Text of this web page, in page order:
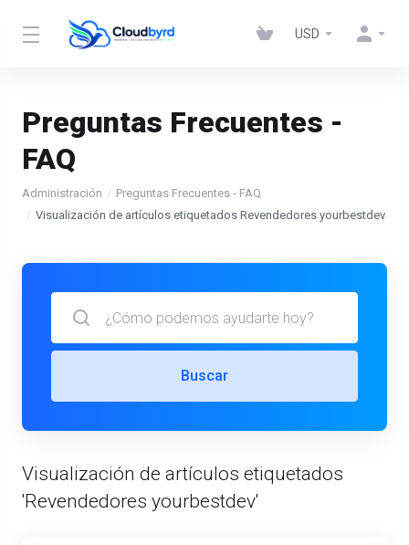
USD
Preguntas Frecuentes -
FAQ
Administración
Preguntas Frecuentes - FAQ
Visualización de artículos etiquetados Revendedores yourbestdev
Buscar
Visualización de artículos etiquetados
'Revendedores yourbestdev'